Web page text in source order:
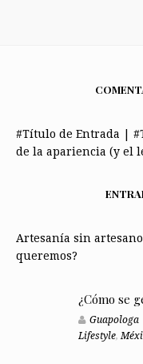
#Título de Entrada |
de la apariencia (y el
Artesanía sin
queremos?
¿Cómo se
Guapologa
Lifestyle,